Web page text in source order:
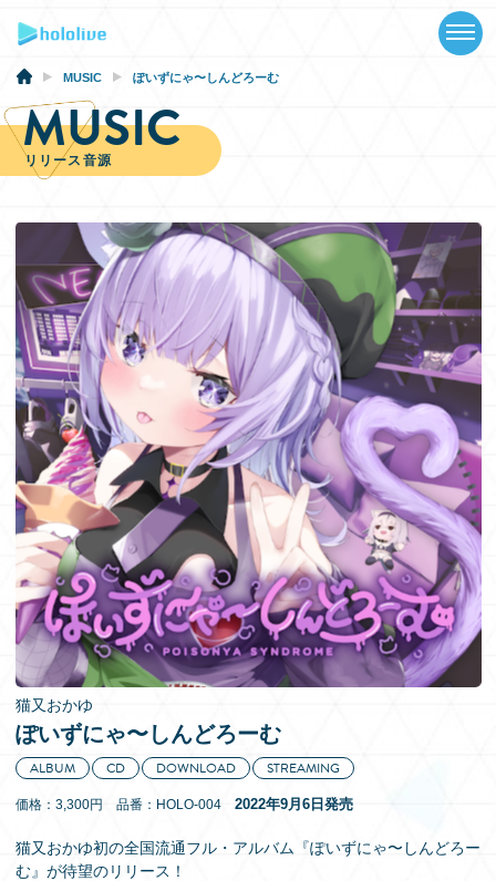
NEWS
SCHEDULE
EVENTS
VIDEOS
MUSIC
GOODS
SPECIAL
EN
MUSIC ぽいずにゃ〜しんどろーむ
MUSIC
リリース音源
猫又おかゆ
ぽいずにゃ〜しんどろーむ
ALBUM CD DOWNLOAD STREAMING
価格：3,300円 品番：HOLO-004 2022年9月6日発売
猫又おかゆ初の全国流通フル・アルバム『ぽいずにゃ〜しんどろー
む』が待望のリリース！